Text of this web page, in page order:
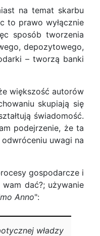
na temat skarbu
to prawo wyłącznie
sposób tworzenia
depozytowego,
– tworzą banki
większość autorów
skupiają się
świadomość.
podejrzenie, że ta
uwagi na
gospodarcze i
dać?; używanie
Anno":
władzy